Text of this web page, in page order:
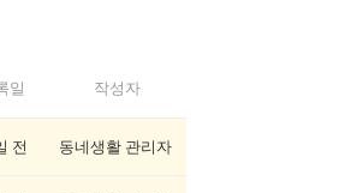
일 작성자
전 동네생활 관리자